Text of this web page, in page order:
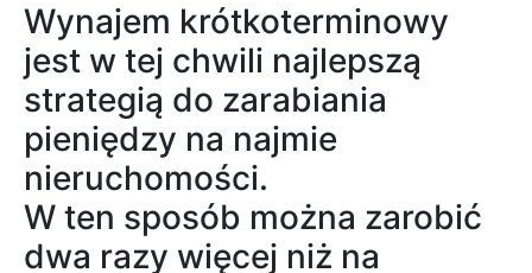
Wynajem krótkoterminowy
jest w tej chwili najlepszą
strategią do zarabiania
pieniędzy na najmie
nieruchomości.
W ten sposób można zarobić
dwa razy więcej niż na